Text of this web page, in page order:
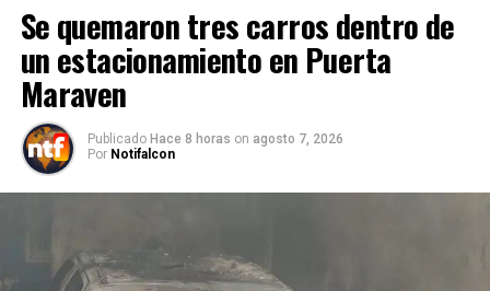
Se quemaron tres carros dentro de
un estacionamiento en Puerta
Maraven
Publicado Hace 8 horas on agosto 7, 2026
Por Notifalcon